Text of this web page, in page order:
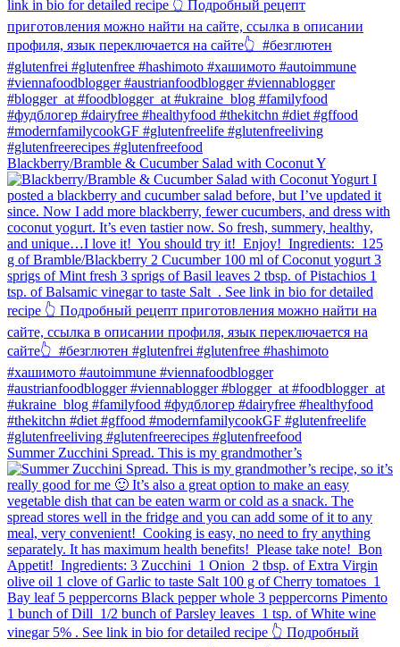
Blackberry/Bramble & Cucumber Salad with Coconut Y
Summer Zucchini Spread.⁠ This is my grandmother’s